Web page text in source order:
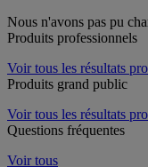
Nous n'avons pas pu
Produits professionnels
Voir tous les résultats
Produits grand public
Voir tous les résultats
Questions fréquentes
Voir tous